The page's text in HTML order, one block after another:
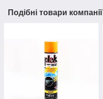
Подібні товари компанії